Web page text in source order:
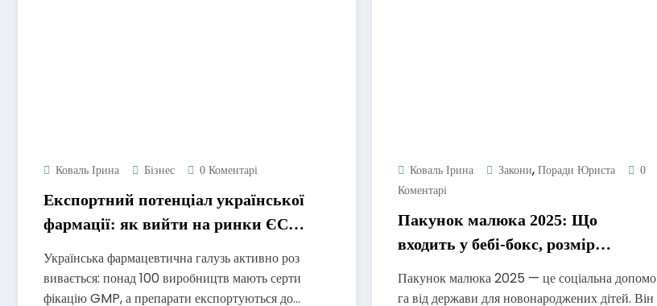
Коваль Ірина Бізнес 0 Коментарі
Експортний потенціал української
фармації: як вийти на ринки ЄС
Українська фармацевтична галузь активно роз
вивається: понад 100 виробництв мають серти
фікацію GMP, а препарати експортуються до…
Коваль Ірина Закони, Поради Юриста
0
Коментарі
Пакунок малюка 2025: Що
входить у бебі-бокс, розмір
отримання
Пакунок малюка 2025 — це соціальна допомо
га від держави для новонароджених дітей. Він